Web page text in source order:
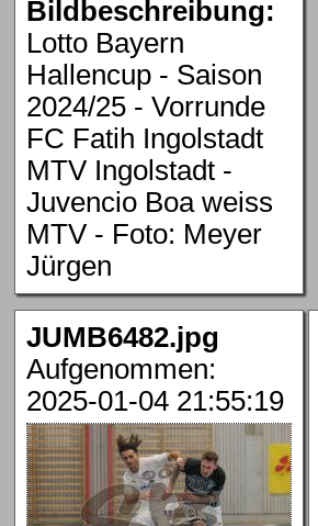
Bildbeschreibung:
Lotto Bayern
Hallencup - Saison
2024/25 - Vorrunde
FC Fatih Ingolstadt
MTV Ingolstadt -
Juvencio Boa weiss
MTV - Foto: Meyer
Jürgen
JUMB6482.jpg
Aufgenommen:
2025-01-04 21:55:19